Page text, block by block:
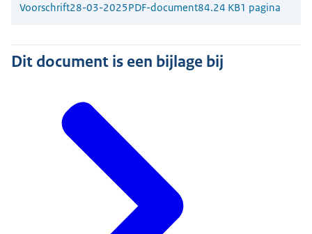
Voorschrift28-03-2025PDF-document84.24 KB1 pagina
Dit document is een bijlage bij